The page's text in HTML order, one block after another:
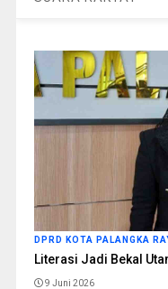
DPRD KOTA PALANGKA
Literasi Jadi Bekal
9 Juni 2026